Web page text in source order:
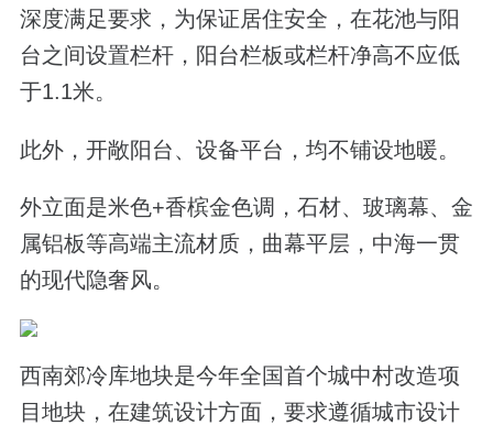
深度满足要求，为保证居住安全，在花池与阳
台之间设置栏杆，阳台栏板或栏杆净高不应低
于1.1米。
此外，开敞阳台、设备平台，均不铺设地暖。
外立面是米色+香槟金色调， 石材、玻璃幕、金
属铝板等高端主流材质，曲幕平层，中海一贯
的现代隐奢风。
西南郊冷库地块是今年全国首个城中村改造项
目地块，在建筑设计方面，要求遵循城市设计